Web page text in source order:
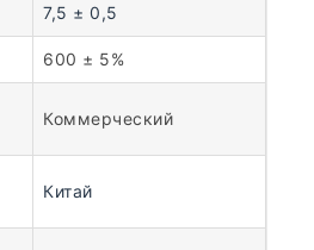
7,5 ± 0,5
600 ± 5%
Коммерческий
Китай